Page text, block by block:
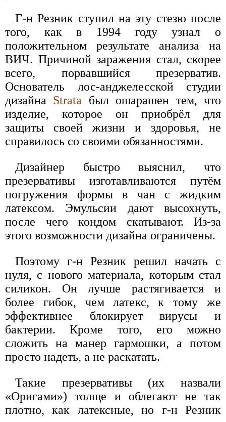
Г-н Резник ступил на эту стезю после
того, как в 1994 году узнал о
положительном результате анализа на
ВИЧ. Причиной заражения стал, скорее
всего, порвавшийся презерватив.
Основатель лос-анджелесской студии
дизайна Strata был ошарашен тем, что
изделие, которое он приобрёл для
защиты своей жизни и здоровья, не
справилось со своими обязанностями.
Дизайнер быстро выяснил, что
презервативы изготавливаются путём
погружения формы в чан с жидким
латексом. Эмульсии дают высохнуть,
после чего кондом скатывают. Из-за
этого возможности дизайна ограничены.
Поэтому г-н Резник решил начать с
нуля, с нового материала, которым стал
силикон. Он лучше растягивается и
более гибок, чем латекс, к тому же
эффективнее блокирует вирусы и
бактерии. Кроме того, его можно
сложить на манер гармошки, а потом
просто надеть, а не раскатать.
Такие презервативы (их назвали
«Оригами») толще и облегают не так
плотно, как латексные, но г-н Резник